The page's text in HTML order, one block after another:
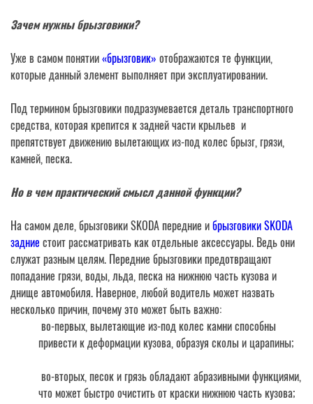
Зачем нужны брызговики?
Уже в самом понятии«брызговик» отображаются те функции,
которые данный элемент выполняет при эксплуатировании.
Под термином брызговики подразумевается деталь транспортного
средства, которая крепится к задней части крыльев и
препятствует движению вылетающих из-под колес брызг, грязи,
камней, песка.
Но в чем практический смысл данной функции?
На самом деле, брызговики SKODA передние ибрызговики SKODA
задние стоит рассматривать как отдельные аксессуары. Ведь они
служат разным целям. Передние брызговики предотвращают
попадание грязи, воды, льда, песка на нижнюю часть кузова и
днище автомобиля. Наверное, любой водитель может назвать
несколько причин, почему это может быть важно:
во-первых, вылетающие из-под колес камни способны
привести к деформации кузова, образуя сколы и царапины;
во-вторых, песок и грязь обладают абразивными функциями,
что может быстро очистить от краски нижнюю часть кузова;